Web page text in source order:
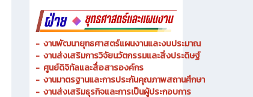
- งานพัฒนายุทธศาสตร์แผนงานและงบประมาณ
- งานส่งเสริมการวิจัยนวัตกรรมและสิ่งประดิษฐ์
- ศูนย์ดิจิทัลและสื่อสารองค์กร
- งานมาตรฐานและการประกันคุณภาพสถานศึกษา
- งานส่งเสริมธุรกิจและการเป็นผู้ประกอบการ